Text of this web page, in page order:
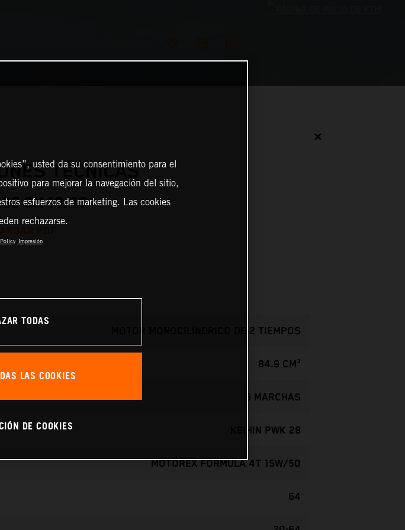
✕
TÉCNICAS
SX 19/16
MOTOR MONOCILÍNDRICO DE 2 TIEMPOS
84.9 CM³
6 MARCHAS
KEIHIN PWK 28
MOTOREX FORMULA 4T 15W/50
64
usted da su consentimiento para el
para mejorar la navegación del sitio,
esfuerzos de marketing. Las cookies
rechazarse.
Impresión
TODAS
LAS COOKIES
DE COOKIES